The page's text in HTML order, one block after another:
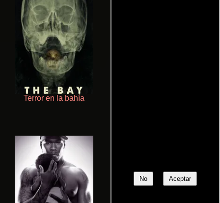
No Aceptar
Terror en la bahía